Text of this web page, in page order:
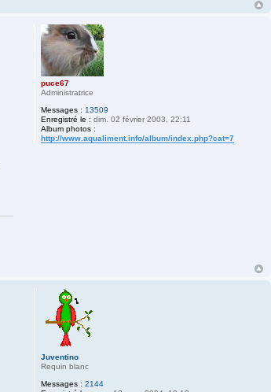
puce67
Administratrice
Messages : 13509
Enregistré le : dim. 02 février 2003, 22:11
Album photos :
http://www.aqualiment.info/album/index.php?cat=7
Juventino
Requin blanc
Messages : 2144